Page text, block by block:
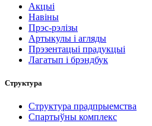
Акцыі
Навіны
Прэс-рэлізы
Артыкулы і агляды
Прэзентацыі прадукцыі
Лагатып і брэндбук
Структура
Структура прадпрыемства
Спартыўны комплекс